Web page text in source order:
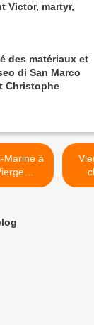
Victor, martyr,
des matériaux et
di San Marco
Christophe
Le